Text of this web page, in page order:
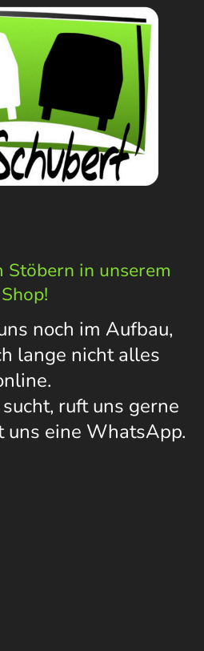
Stöbern in unserem
Shop!
noch im Aufbau,
lange nicht alles
ruft uns gerne
uns eine WhatsApp.